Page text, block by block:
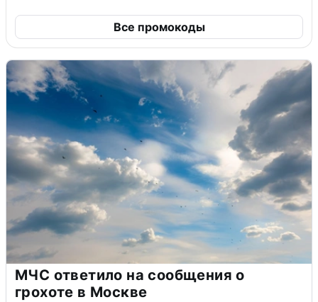
Все промокоды
МЧС ответило на сообщения о
грохоте в Москве